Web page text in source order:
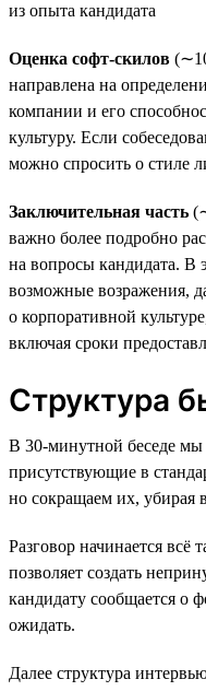
из опыта кандидата
Оценка софт-скилов
направлена на
компании и его
культуру. Если
можно спросить о стиле
Заключительная часть
важно более подробно
на вопросы кандидата. В
возможные возражения,
о корпоративной
включая сроки
Структура
В 30-минутной беседе мы
присутствующие в
но сокращаем их, убирая
Разговор начинается всё
позволяет создать
кандидату сообщается о
ожидать.
Далее структура